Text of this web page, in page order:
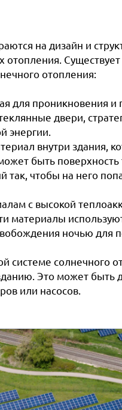
на дизайн и
отопления.
отопления:
для проникновения
двери,
энергии.
внутри здания,
быть поверхность
так, чтобы на него
с высокой
материалы
ночью для
системе солнечного
Это может быть
или насосов.